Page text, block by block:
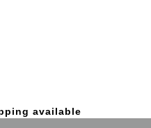
available